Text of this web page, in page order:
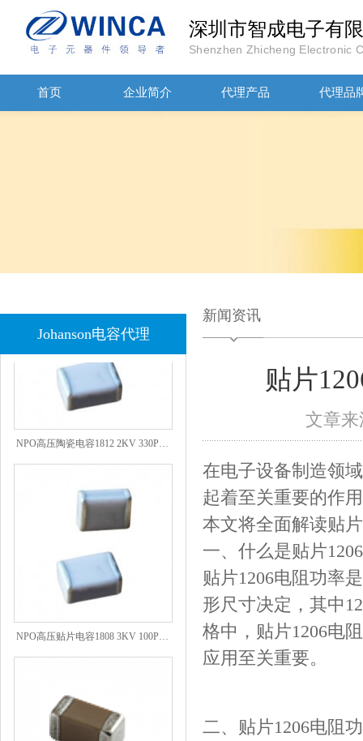
深圳市智成电子有
Shenzhen Zhicheng Electronic
首页 企业简介 代理产品 代理品
Johanson电容代理
JOHANOSN高压贴片电容1206/NPO/1000V/220PF/J档封装
NPO高压陶瓷电容1812 2KV 330PF 5%精度
NPO高压贴片电容1808 3KV 100PF J
新闻资讯
贴片
文章
在电子设备制造领
起着至关重要的作
本文将全面解读贴
一、什么是贴片
贴片1206电阻功率
形尺寸决定，其中
格中，贴片1206电
应用至关重要。
二、贴片1206电阻